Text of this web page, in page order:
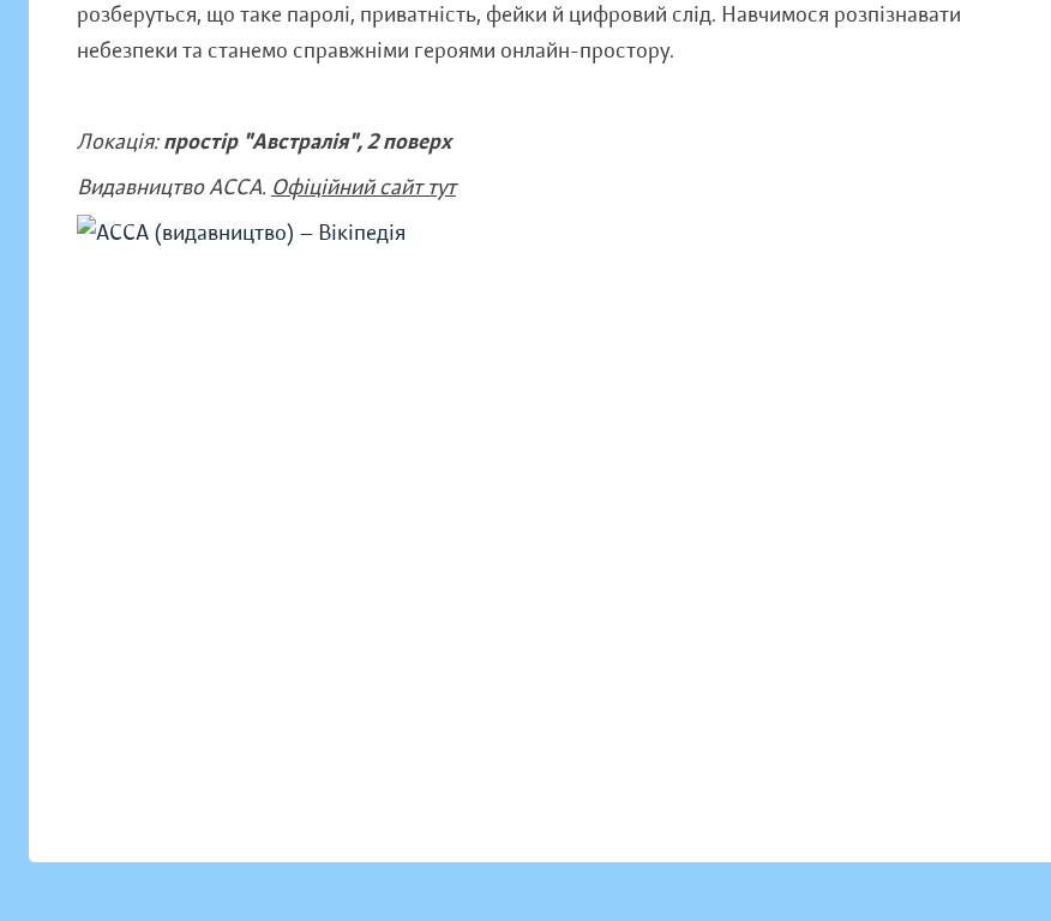
розберуться, що таке паролі, приватність, фейки й цифровий слід. Навчимося розпізнавати
небезпеки та станемо справжніми героями онлайн-простору.
Локація:простір "Австралія", 2 поверх
Видавництво АССА. Офіційний сайт тут